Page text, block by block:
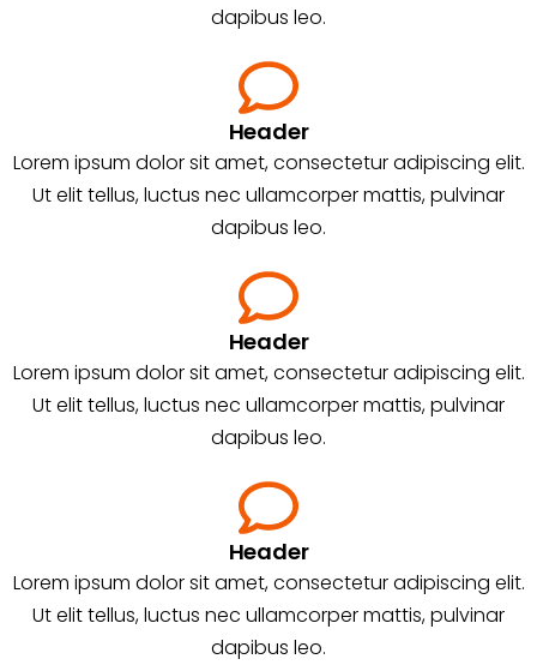
dapibus leo.
Header
Lorem ipsum dolor sit amet, consectetur adipiscing elit.
Ut elit tellus, luctus nec ullamcorper mattis, pulvinar
dapibus leo.
Header
Lorem ipsum dolor sit amet, consectetur adipiscing elit.
Ut elit tellus, luctus nec ullamcorper mattis, pulvinar
dapibus leo.
Header
Lorem ipsum dolor sit amet, consectetur adipiscing elit.
Ut elit tellus, luctus nec ullamcorper mattis, pulvinar
dapibus leo.